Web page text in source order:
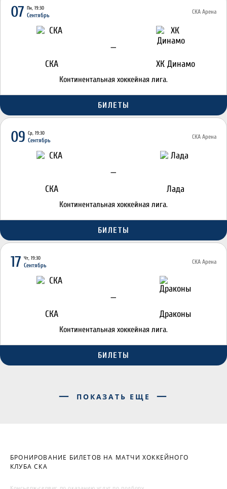
07 Пн, 19:30
Сентябрь СКА Арена
СКА
—
ХК Динамо
Континентальная хоккейная лига.
БИЛЕТЫ
09 Ср, 19:30
Сентябрь СКА Арена
СКА
—
Лада
Континентальная хоккейная лига.
БИЛЕТЫ
17 Чт, 19:30
Сентябрь СКА Арена
СКА
—
Драконы
Континентальная хоккейная лига.
БИЛЕТЫ
ПОКАЗАТЬ ЕЩЕ
БРОНИРОВАНИЕ БИЛЕТОВ НА МАТЧИ ХОККЕЙНОГО
КЛУБА СКА
Консьерж-сервис по оказанию услуг по подбору,